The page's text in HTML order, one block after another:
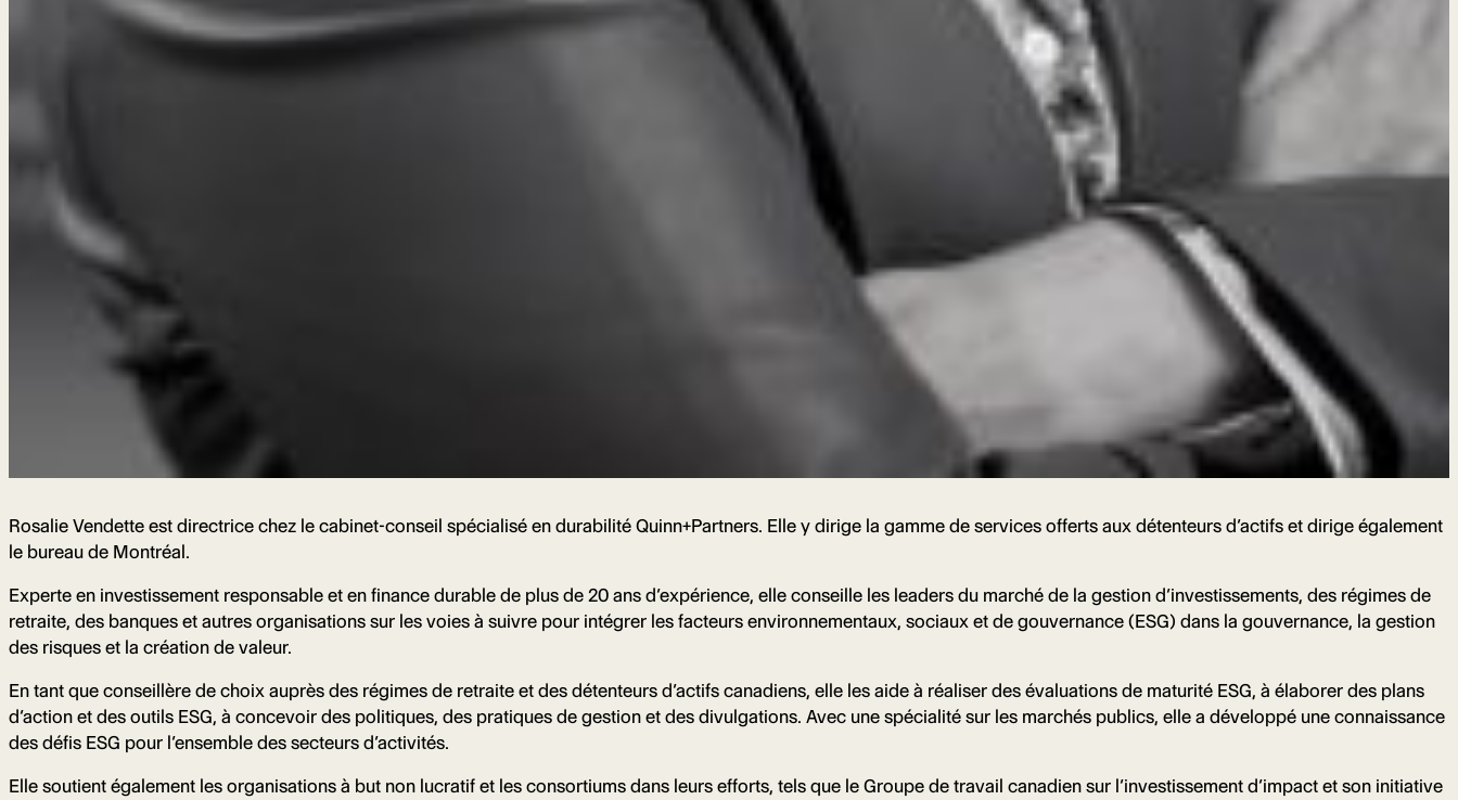
Rosalie Vendette est directrice chez le cabinet-conseil spécialisé en durabilité Quinn+Partners. Elle y dirige la gamme de services offerts aux détenteurs d’actifs et dirige également
le bureau de Montréal.
Experte en investissement responsable et en finance durable de plus de 20 ans d’expérience, elle conseille les leaders du marché de la gestion d’investissements, des régimes de
retraite, des banques et autres organisations sur les voies à suivre pour intégrer les facteurs environnementaux, sociaux et de gouvernance (ESG) dans la gouvernance, la gestion
des risques et la création de valeur.
En tant que conseillère de choix auprès des régimes de retraite et des détenteurs d’actifs canadiens, elle les aide à réaliser des évaluations de maturité ESG, à élaborer des plans
d’action et des outils ESG, à concevoir des politiques, des pratiques de gestion et des divulgations. Avec une spécialité sur les marchés publics, elle a développé une connaissance
des défis ESG pour l’ensemble des secteurs d’activités.
Elle soutient également les organisations à but non lucratif et les consortiums dans leurs efforts, tels que le Groupe de travail canadien sur l’investissement d’impact et son initiative